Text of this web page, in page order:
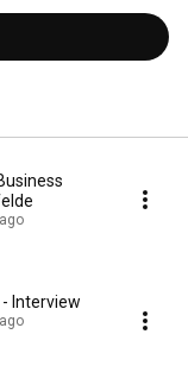
Weiterbildung für ganz
Jahren Erfahrung
Trainings, Workshops,
Interview